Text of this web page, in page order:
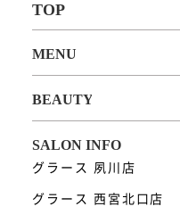
グラース 夙川店
グラース 西宮北口店